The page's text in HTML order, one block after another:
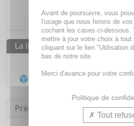
Paiement en4 fois sans
La livraison
Livraison gratuite dès
Acheminement
Présentation
Avant de poursuivre, vous
l'usage que nous ferons de
cochant les cases ci-dessous.
mettre à jour votre choix à tout
cliquant sur le lien "Utilisation
bas de notre site.
Merci d'avance pour votre
Politique de
Tout